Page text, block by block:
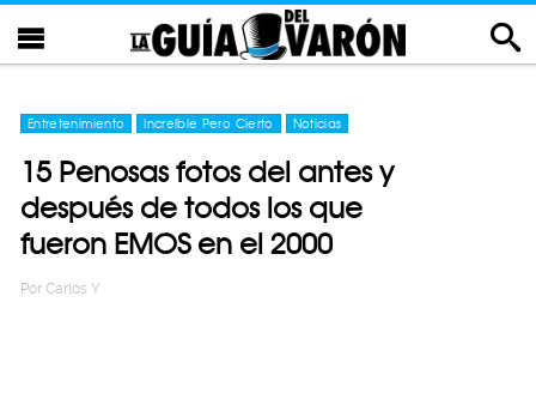
Entretenimiento Increíble Pero Cierto Noticias
15 Penosas fotos del antes y
después de todos los que
fueron EMOS en el 2000
Por Carlos Y